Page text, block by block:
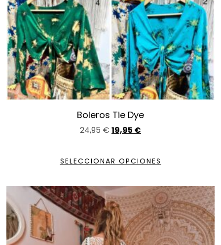
Boleros Tie Dye
24,95 € 19,95 €
SELECCIONAR OPCIONES